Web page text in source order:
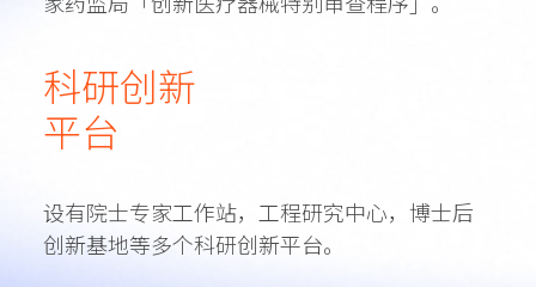
科研创新
平台
设有院士专家工作站，工程研究中心，博士后
创新基地等多个科研创新平台。